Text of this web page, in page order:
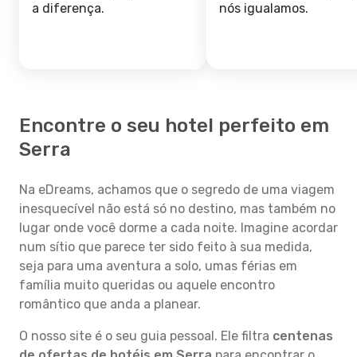
a diferença.
nós igualamos.
Encontre o seu hotel perfeito em
Serra
Na eDreams, achamos que o segredo de uma viagem
inesquecível não está só no destino, mas também no
lugar onde você dorme a cada noite. Imagine acordar
num sítio que parece ter sido feito à sua medida,
seja para uma aventura a solo, umas férias em
família muito queridas ou aquele encontro
romântico que anda a planear.
O nosso site é o seu guia pessoal. Ele filtra centenas